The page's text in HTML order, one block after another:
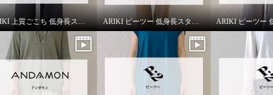
ート やわらかストレッチパン
ツ ＜股下６４ｃｍ＞
アイボリー Ｓ
ARIKI 上質ごこち 低身長スタッフがはいてみました！ ARIKI ピーツー 低身長スタッフがはいてみました！